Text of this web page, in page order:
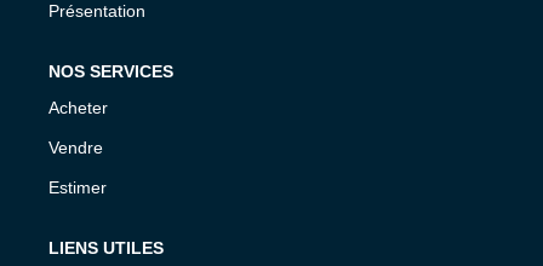
Présentation
NOS SERVICES
Acheter
Vendre
Estimer
LIENS UTILES